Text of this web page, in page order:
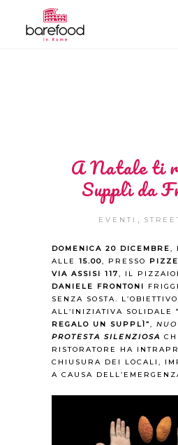
A Natale ti
Supplì da
EVENTI
DOMENICA 20 DICEMBRE,
ALLE
15.00, PRESSO
VIA ASSISI 117, IL
DANIELE FRONTONI
SENZA SOSTA.
ALL’INIZIATIVA SOLIDALE
REGALO UN SUPPLÌ”,
PROTESTA SILENZIOSA
RISTORATORE HA
CHIUSURA DEI LOCALI,
A CAUSA